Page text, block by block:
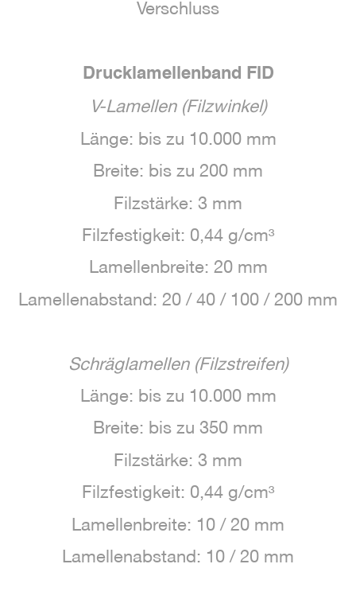
Verschluss
Drucklamellenband FID
V-Lamellen (Filzwinkel)
Länge: bis zu 10.000 mm
Breite: bis zu 200 mm
Filzstärke: 3 mm
Filzfestigkeit: 0,44 g/cm³
Lamellenbreite: 20 mm
Lamellenabstand: 20 / 40 / 100 / 200 mm
Schräglamellen (Filzstreifen)
Länge: bis zu 10.000 mm
Breite: bis zu 350 mm
Filzstärke: 3 mm
Filzfestigkeit: 0,44 g/cm³
Lamellenbreite: 10 / 20 mm
Lamellenabstand: 10 / 20 mm